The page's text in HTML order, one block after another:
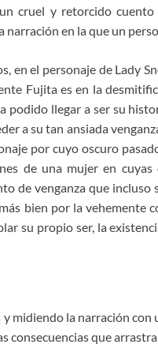
cruel y retorcido
narración en la que un
en el personaje de Lady
Fujita es en la
podido llegar a ser su
a su tan ansiada
por cuyo oscuro
de una mujer en
de venganza que
bien por la vehemente
su propio ser, la
midiendo la narración
consecuencias que